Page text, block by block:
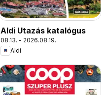
Aldi Utazás katalógus
08.13. - 2026.08.19.
Aldi